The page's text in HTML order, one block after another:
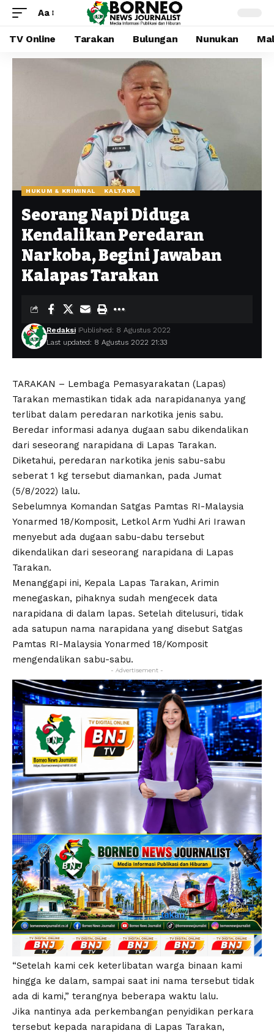
Aa
TV Online Tarakan Bulungan Nunukan
HUKUM & KRIMINAL KALTARA
Seorang Napi Diduga
Kendalikan Peredaran
Narkoba, Begini Jawaban
Kalapas Tarakan
Last updated: 8 Agustus 2022 21:33
Redaksi Published: 8 Agustus 2022
TARAKAN – Lembaga Pemasyarakatan (Lapas)
Tarakan memastikan tidak ada narapidananya yang
terlibat dalam peredaran narkotika jenis sabu.
Beredar informasi adanya dugaan sabu dikendalikan
dari seseorang narapidana di Lapas Tarakan.
Diketahui, peredaran narkotika jenis sabu-sabu
seberat 1 kg tersebut diamankan, pada Jumat
(5/8/2022) lalu.
Sebelumnya Komandan Satgas Pamtas RI-Malaysia
Yonarmed 18/Komposit, Letkol Arm Yudhi Ari Irawan
menyebut ada dugaan sabu-dabu tersebut
dikendalikan dari seseorang narapidana di Lapas
Tarakan.
Menanggapi ini, Kepala Lapas Tarakan, Arimin
menegaskan, pihaknya sudah mengecek data
narapidana di dalam lapas. Setelah ditelusuri, tidak
ada satupun nama narapidana yang disebut Satgas
Pamtas RI-Malaysia Yonarmed 18/Komposit
mengendalikan sabu-sabu.
- Advertisement -
“Setelah kami cek keterlibatan warga binaan kami
hingga ke dalam, sampai saat ini nama tersebut tidak
ada di kami,” terangnya beberapa waktu lalu.
Jika nantinya ada perkembangan penyidikan perkara
tersebut kepada narapidana di Lapas Tarakan,